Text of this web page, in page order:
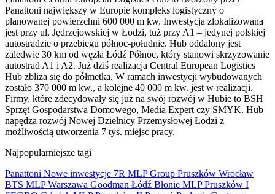
Panattoni największy w Europie kompleks logistyczny o
planowanej powierzchni 600 000 m kw. Inwestycja zlokalizowana
jest przy ul. Jędrzejowskiej w Łodzi, tuż przy A1 – jedynej polskiej
autostradzie o przebiegu północ-południe. Hub oddalony jest
zaledwie 30 km od węzła Łódź Północ, który stanowi skrzyżowanie
autostrad A1 i A2. Już dziś realizacja Central European Logistics
Hub zbliża się do półmetka. W ramach inwestycji wybudowanych
zostało 370 000 m kw., a kolejne 40 000 m kw. jest w realizacji.
Firmy, które zdecydowały się już na swój rozwój w Hubie to BSH
Sprzęt Gospodarstwa Domowego, Media Expert czy SMYK. Hub
napędza rozwój Nowej Dzielnicy Przemysłowej Łodzi z
możliwością utworzenia 7 tys. miejsc pracy.
Najpopularniejsze tagi
Panattoni Nowe inwestycje 7R MLP Group Pruszków Wrocław
BTS MLPWarszawa Goodman Łódź Błonie MLP Pruszków I